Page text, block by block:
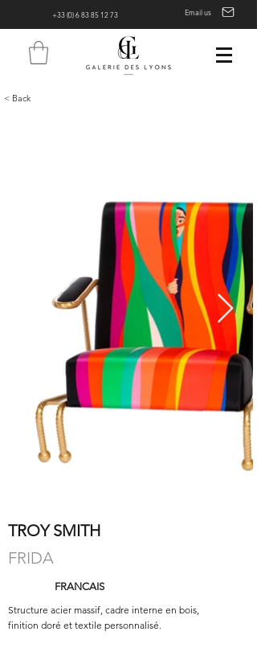
+33 (0) 6 83 85 12 73 Email us
< Back
TROY SMITH
FRIDA
FRANCAIS
Structure acier massif, cadre interne en bois,
finition doré et textile personnalisé.